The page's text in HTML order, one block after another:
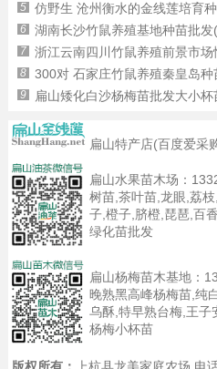
5 仿野生 沧州衡水的金线莲培育
6 湖南长沙竹鼠养殖基地种苗批
7 浙江云南四川竹鼠养殖前景市
8 300对 石家庄竹鼠养殖秦皇岛
9 扁山矮化白沙杨梅苗批发大小
扁山特产店(百度爱采
扁山水果苗木场：
树苗,茶叶苗,龙眼,荔
子,橙子,脐橙,琵琶,百
绿化苗批发
扁山杨梅苗木基地：
晚熟黑高峰杨梅苗,纯
乌酥,特早熟台梅,王子
杨梅小杯苗